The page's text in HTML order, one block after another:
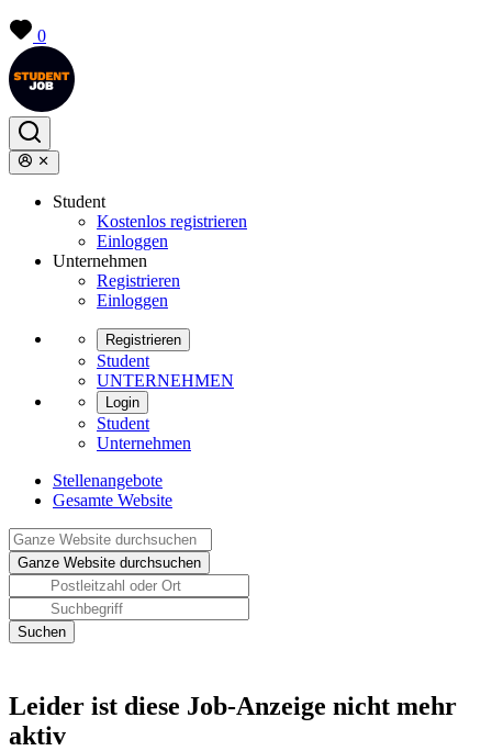
0
Student
Kostenlos registrieren
Einloggen
Unternehmen
Registrieren
Einloggen
Registrieren
Student
UNTERNEHMEN
Login
Student
Unternehmen
Stellenangebote
Gesamte Website
Leider ist diese Job-Anzeige nicht mehr
aktiv